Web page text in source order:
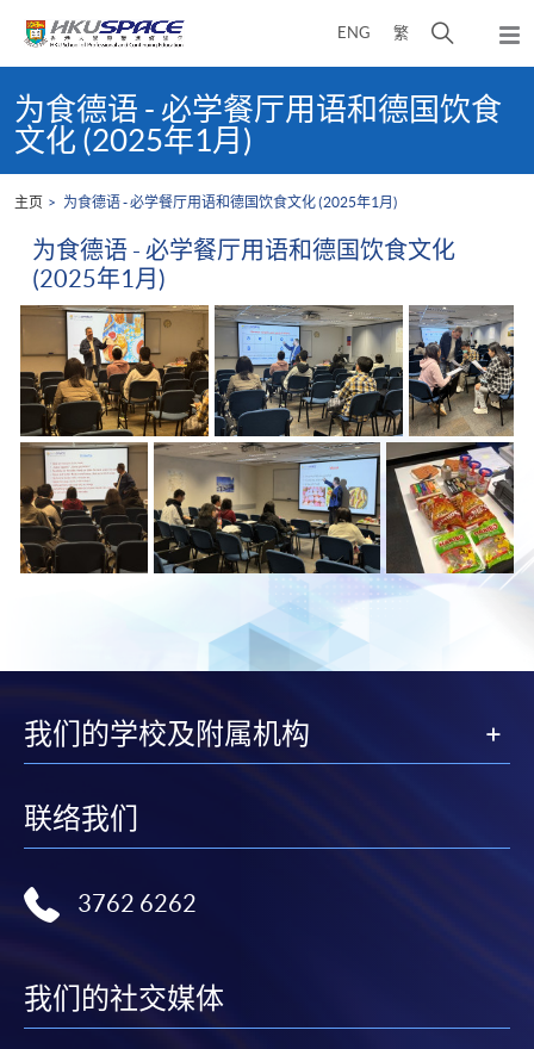
ENG 繁
开
搜
寻
面
弹
出
content
start为食德语 - 必学餐厅用语和德国饮食
文化 (2025年1月)
主页 为食德语 - 必学餐厅用语和德国饮食文化 (2025年1月)
为食德语 - 必学餐厅用语和德国饮食文化
(2025年1月)
我们的学校及附属机构
联络我们
3762 6262
我们的社交媒体